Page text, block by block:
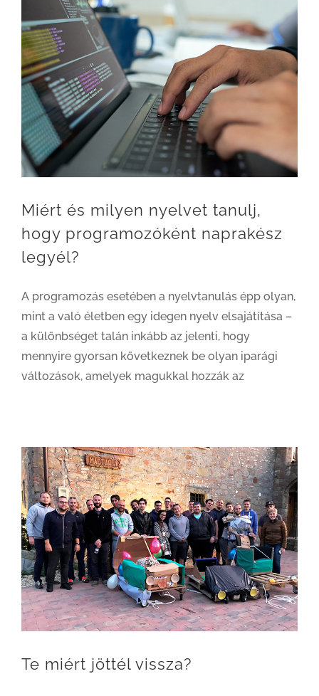
Miért és milyen nyelvet tanulj,
hogy programozóként naprakész
legyél?
A programozás esetében a nyelvtanulás épp olyan,
mint a való életben egy idegen nyelv elsajátítása –
a különbséget talán inkább az jelenti, hogy
mennyire gyorsan következnek be olyan iparági
változások, amelyek magukkal hozzák az
Te miért jöttél vissza?